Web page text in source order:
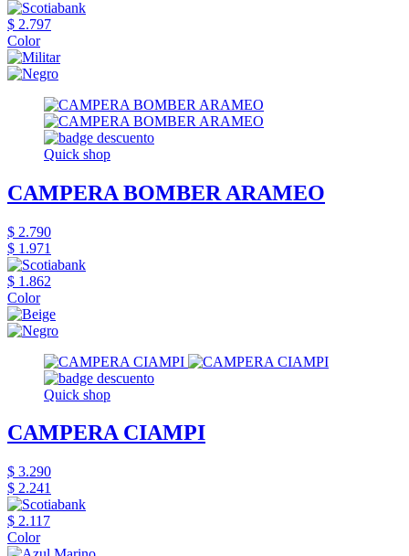
$ 2.797
Color
Quick shop
CAMPERA BOMBER ARAMEO
$ 2.790
$ 1.971
$ 1.862
Color
Quick shop
CAMPERA CIAMPI
$ 3.290
$ 2.241
$ 2.117
Color